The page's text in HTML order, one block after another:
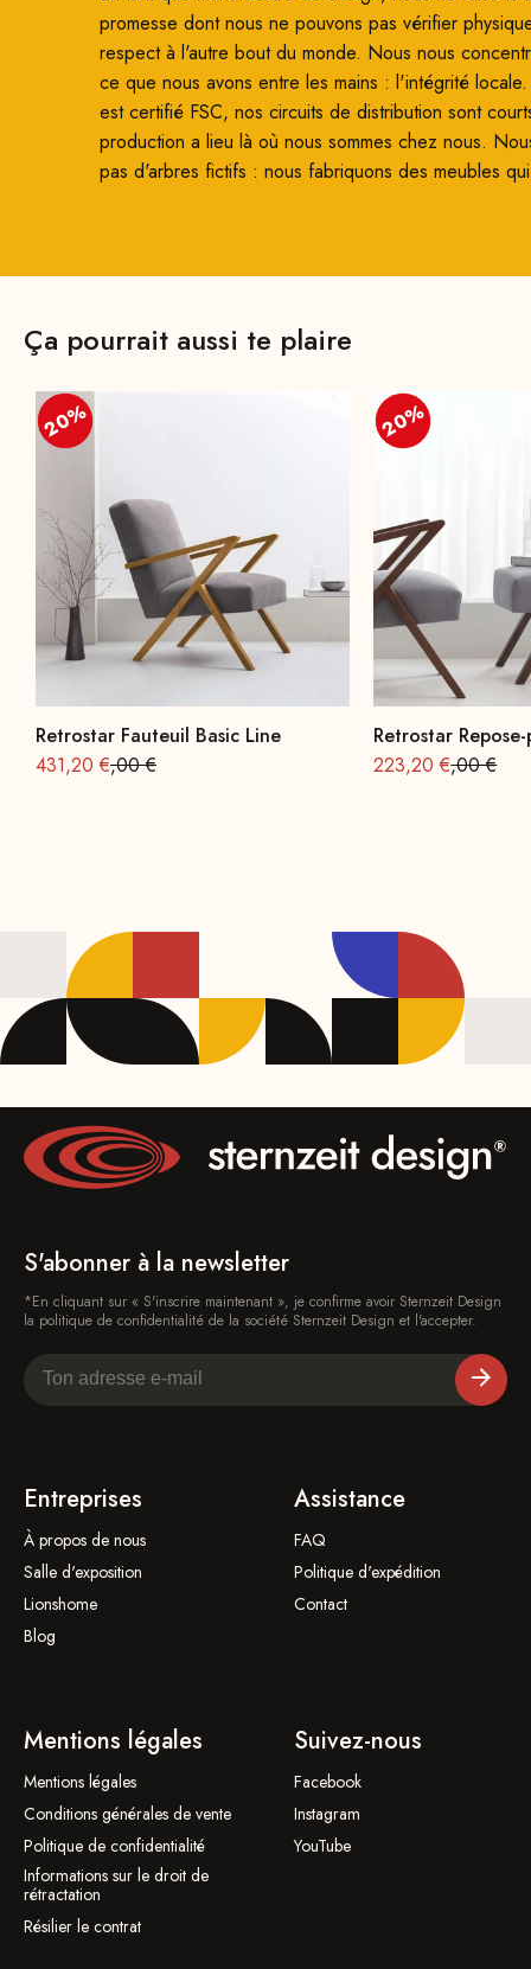
promesse dont nous ne pouvons pas vérifier
respect à l'autre bout du monde. Nous nous
ce que nous avons entre les mains : l'intégrité
est certifié FSC, nos circuits de distribution sont
production a lieu là où nous sommes chez nous.
pas d'arbres fictifs : nous fabriquons des meubles
Ça pourrait aussi te plaire
20%
20%
Retrostar Fauteuil Basic Line
Offre à partir de
431,20 €Prix normal : 539
,00 €
20%
20%
Retrostar
Offre à partir de
223,20 €Prix
,00 €
S'abonner à la newsletter
*En cliquant sur « S'inscrire maintenant », je confirme avoir Sternzeit Design
la politique de confidentialité de la société Sternzeit Design et l'accepter.
Entreprises
À propos de nous
Salle d'exposition
Lionshome
Blog
Assistance
FAQ
Politique d'expédition
Contact
Mentions légales
Mentions légales
Conditions générales de vente
Politique de confidentialité
Informations sur le droit de
rétractation
Résilier le contrat
Suivez-nous
Facebook
Instagram
YouTube